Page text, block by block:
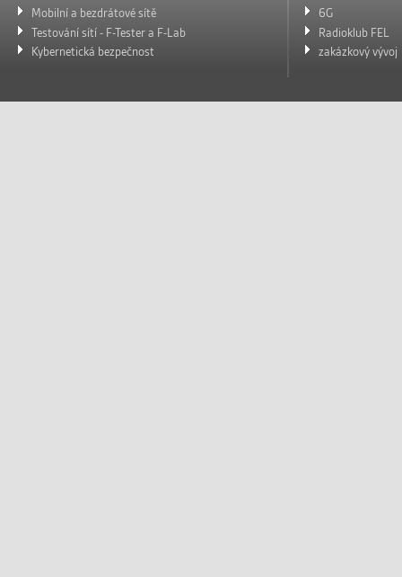
Mobilní a bezdrátové sítě
Testování sítí - F-Tester a F-Lab
Kybernetická bezpečnost
6G
Radioklub FEL
zakázkový vývoj